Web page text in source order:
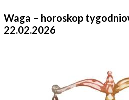
Waga – horoskop
22.02.2026